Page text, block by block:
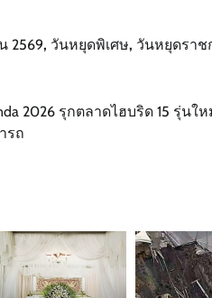
2569, วันหยุดพิเศษ, วันหยุดราช
2026 รุกตลาดไฮบริด 15 รุ่นใ
รถ